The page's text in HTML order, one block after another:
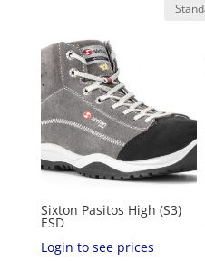
Sixton Pasitos High (S3)
ESD
Login to see prices